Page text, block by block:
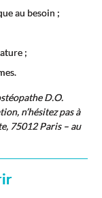
au besoin ;
;
D.O.
n’hésitez pas à
75012 Paris – au